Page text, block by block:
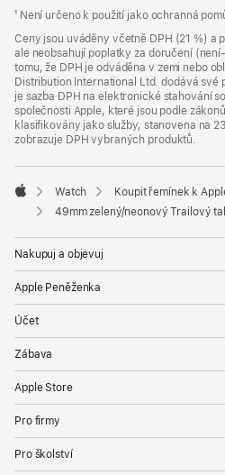
¹ Není určeno k použití jako ochranná
Ceny jsou uváděny včetně DPH (21 %) a
ale neobsahují poplatky za doručení
tomu, že DPH je odváděna v zemi nebo
Distribution International Ltd. dodává své
je sazba DPH na elektronické stahování
společnosti Apple, které jsou podle
klasifikovány jako služby, stanovena na
zobrazuje DPH vybraných produktů.
Apple
Watch
Koupit řemínek k
49mm zelený/neonový Trailový tah
Nakupuj a objevuj
Apple Peněženka
Účet
Zábava
Apple Store
Pro firmy
Pro školství